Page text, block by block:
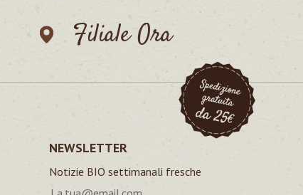
Filiale Ora
NEWSLETTER
Notizie BIO settimanali fresche